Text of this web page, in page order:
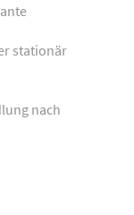
stationär
nach